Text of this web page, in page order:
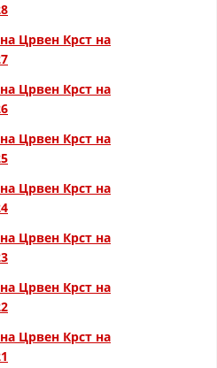
Црвен Крст на
Црвен Крст на
Црвен Крст на
Црвен Крст на
Црвен Крст на
Црвен Крст на
Црвен Крст на